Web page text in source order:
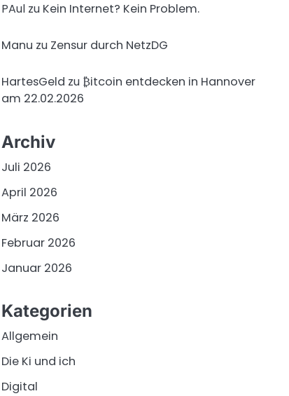
PAulzu Kein Internet? Kein Problem.
Manu zu Zensur durch NetzDG
HartesGeld zu ₿itcoin entdecken in Hannover
am 22.02.2026
Archiv
Juli 2026
April 2026
März 2026
Februar 2026
Januar 2026
Kategorien
Allgemein
Die Ki und ich
Digital